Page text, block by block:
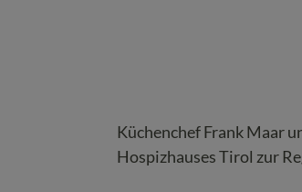
Küchenchef Frank Maar
Hospizhauses Tirol zur